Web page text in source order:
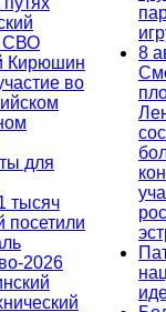
СВО
Кирюшин
во
для
тысяч
посетили
2026
8